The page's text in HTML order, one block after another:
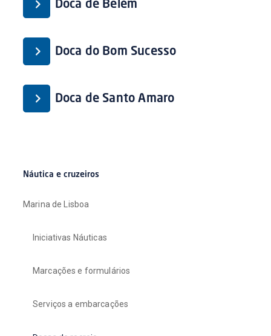
Doca de Belém
Doca do Bom Sucesso
Doca de Santo Amaro
Náutica e cruzeiros
Marina de Lisboa
Iniciativas Náuticas
Marcações e formulários
Serviços a embarcações